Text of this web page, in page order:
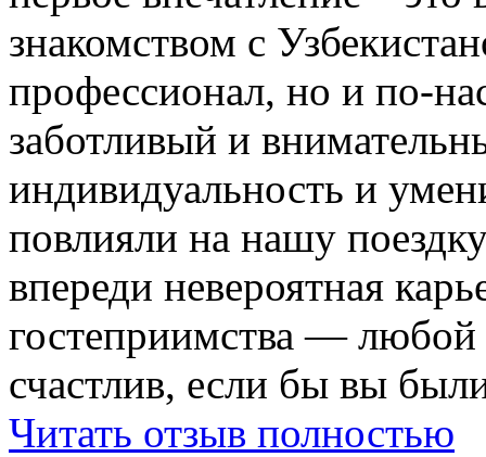
знакомством с
профессионал, но и по-
заботливый и
индивидуальность и
повлияли на нашу
впереди невероятная
гостеприимства —
счастлив, если бы вы
Читать отзыв полностью